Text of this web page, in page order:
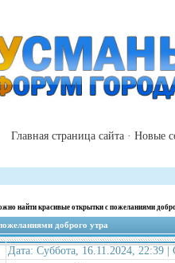
Главная страница сайта · Новые
найти красивые открытки с пожеланиями
доброго утра
Дата: Суббота, 16.11.2024, 22:39